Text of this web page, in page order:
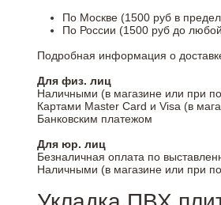
По Москве (1500 руб в
По России (1500 руб до
Подробная информация о
Для физ. лиц
Наличными (в магазине или при
Картами Master Card и Visa (в
Банковским платежом
Для юр. лиц
Безналичная оплата по
Наличными (в магазине или при